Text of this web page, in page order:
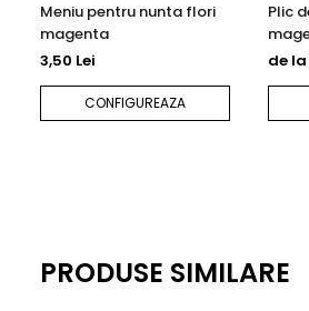
Meniu pentru nunta flori
magenta
3,50 Lei
CONFIGUREAZA
Plic
de la
PRODUSE SIMILARE